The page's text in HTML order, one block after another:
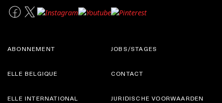
ABONNEMENT
ELLE BELGIQUE
JOBS/STAGES
CONTACT
ELLE INTERNATIONAL JURIDISCHE VOORWAARDEN